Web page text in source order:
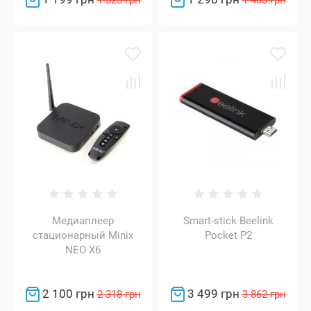
Медиаплеер
стационарный Minix
NEO X6
2 100 грн 2 318 грн
Smart-stick Beelink
Pocket P2
3 499 грн 3 862 грн